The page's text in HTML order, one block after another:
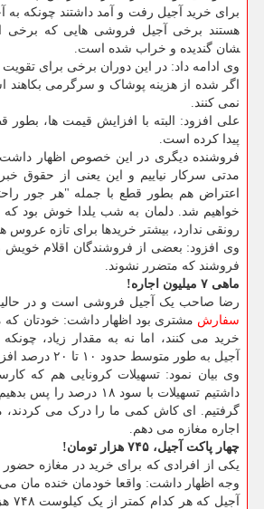
برای خرید آجیل رفت و آمد داشتند چونکه به
هستند برخی آجیل فروشی هایی که برخی
‍شان گندیده و خراب شده است.
وی ادامه داد: در این دوران برخی برای
اگر شده از هزینه پوشاک و سرگرمی بکاهند
نمی کنند.
علی افزود: البته با افزایش قیمت ها،
پیدا کرده است.
فروشنده دیگری در این خصوص اظهار
مدتی سرکار نیاییم و این یعنی از حقوق
اعتراض هم بطور قطع با جمله "هر جور
خواهیم شد. دلمان به شب یلدا خوش بود که
رونقی ندارد، بیشتر خریدها برای تازه
وی افزود: بعضی از فروشندگان اقلام خویش
فروشند که متضرر نشوند.
ماهی ۷ میلیون اجاره!
رضا صاحب یک آجیل فروشی است و در
سفارش مشتری بود اظهار داشت: خودتان که
خرید می کنند، اما نه به مقدار زیاد،
آجیل به طور متوسط حدود ۱۰ تا ۲۰ درصد افزایش داشته است.
وی بیان نمود: تسهیلات کرونایی هم که
داشتیم تسهیلات با سود ۱۸
اجاره مغازه می دهم.
چهار پاکت آجیل، ۷۴۵ هزار تومان!
یکی از افرادی که برای خرید در مغازه
وجه اظهار داشت: واقعا خودمان خنده مان می